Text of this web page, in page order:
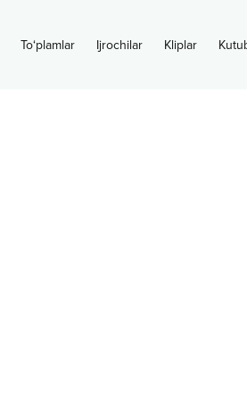
To‘plamlar Ijrochilar Kliplar